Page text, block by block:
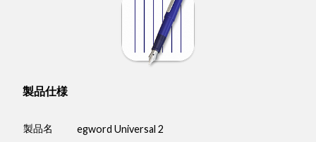
製品仕様
製品名 egword Universal 2